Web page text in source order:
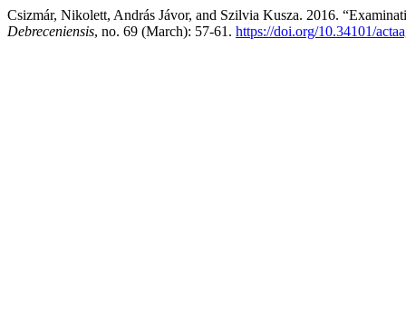
Csizmár, Nikolett, András Jávor, and Szilvia Kusza. 2016.
Debreceniensis, no. 69 (March): 57-61. https://doi.org/10.34101/